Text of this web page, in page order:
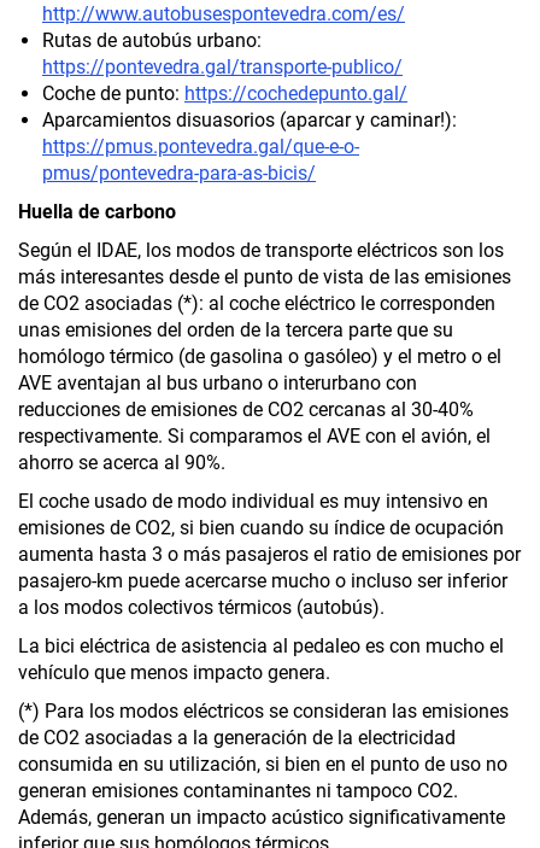
http://www.autobusespontevedra.com/es/
Rutas de autobús urbano:
https://pontevedra.gal/transporte-publico/
Coche de punto: https://cochedepunto.gal/
Aparcamientos disuasorios (aparcar y caminar!):
https://pmus.pontevedra.gal/que-e-o-
pmus/pontevedra-para-as-bicis/
Huella de carbono
Según el IDAE, los modos de transporte eléctricos son los
más interesantes desde el punto de vista de las emisiones
de CO2 asociadas (*): al coche eléctrico le corresponden
unas emisiones del orden de la tercera parte que su
homólogo térmico (de gasolina o gasóleo) y el metro o el
AVE aventajan al bus urbano o interurbano con
reducciones de emisiones de CO2 cercanas al 30-40%
respectivamente. Si comparamos el AVE con el avión, el
ahorro se acerca al 90%.
El coche usado de modo individual es muy intensivo en
emisiones de CO2, si bien cuando su índice de ocupación
aumenta hasta 3 o más pasajeros el ratio de emisiones por
pasajero-km puede acercarse mucho o incluso ser inferior
a los modos colectivos térmicos (autobús).
La bici eléctrica de asistencia al pedaleo es con mucho el
vehículo que menos impacto genera.
(*) Para los modos eléctricos se consideran las emisiones
de CO2 asociadas a la generación de la electricidad
consumida en su utilización, si bien en el punto de uso no
generan emisiones contaminantes ni tampoco CO2.
Además, generan un impacto acústico significativamente
inferior que sus homólogos térmicos.